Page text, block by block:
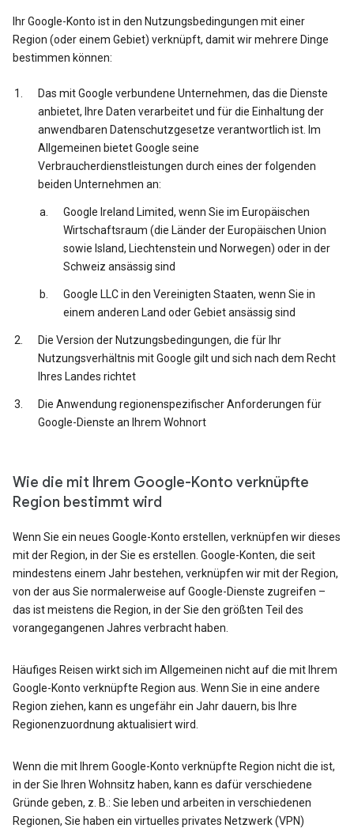
Ihr Google-Konto ist in den Nutzungsbedingungen mit einer
Region (oder einem Gebiet) verknüpft, damit wir mehrere Dinge
bestimmen können:
Das mit Google verbundene Unternehmen, das die Dienste
anbietet, Ihre Daten verarbeitet und für die Einhaltung der
anwendbaren Datenschutzgesetze verantwortlich ist. Im
Allgemeinen bietet Google seine
Verbraucherdienstleistungen durch eines der folgenden
beiden Unternehmen an:
Google Ireland Limited, wenn Sie im Europäischen
Wirtschaftsraum (die Länder der Europäischen Union
sowie Island, Liechtenstein und Norwegen) oder in der
Schweiz ansässig sind
Google LLC in den Vereinigten Staaten, wenn Sie in
einem anderen Land oder Gebiet ansässig sind
Die Version der Nutzungsbedingungen, die für Ihr
Nutzungsverhältnis mit Google gilt und sich nach dem Recht
Ihres Landes richtet
Die Anwendung regionenspezifischer Anforderungen für
Google-Dienste an Ihrem Wohnort
Wie die mit Ihrem Google-Konto verknüpfte
Region bestimmt wird
Wenn Sie ein neues Google-Konto erstellen, verknüpfen wir dieses
mit der Region, in der Sie es erstellen. Google-Konten, die seit
mindestens einem Jahr bestehen, verknüpfen wir mit der Region,
von der aus Sie normalerweise auf Google-Dienste zugreifen –
das ist meistens die Region, in der Sie den größten Teil des
vorangegangenen Jahres verbracht haben.
Häufiges Reisen wirkt sich im Allgemeinen nicht auf die mit Ihrem
Google-Konto verknüpfte Region aus. Wenn Sie in eine andere
Region ziehen, kann es ungefähr ein Jahr dauern, bis Ihre
Regionenzuordnung aktualisiert wird.
Wenn die mit Ihrem Google-Konto verknüpfte Region nicht die ist,
in der Sie Ihren Wohnsitz haben, kann es dafür verschiedene
Gründe geben, z. B.: Sie leben und arbeiten in verschiedenen
Regionen, Sie haben ein virtuelles privates Netzwerk (VPN)